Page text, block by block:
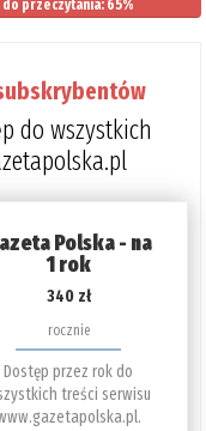
przeczytania: 65%
do wszystkich
Polska - na
1 rok
340 zł
rocznie
Dostęp przez rok do
treści serwisu